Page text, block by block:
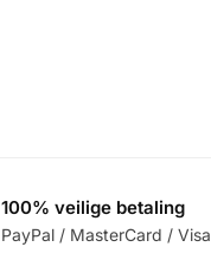
100% veilige betaling
PayPal / MasterCard / Visa